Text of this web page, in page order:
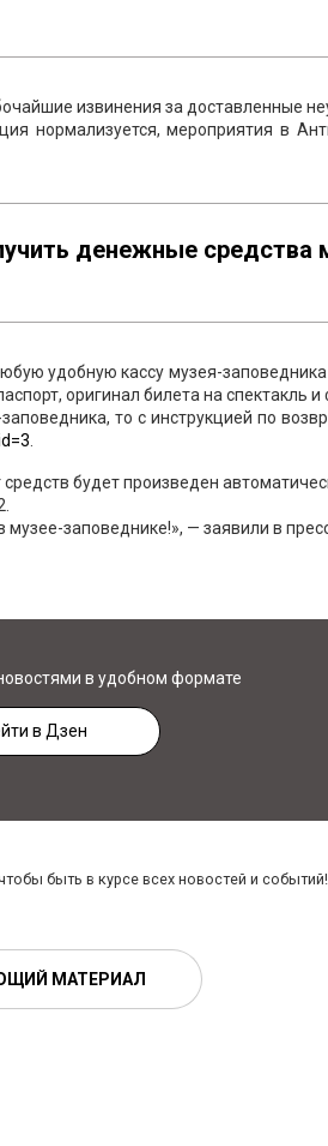
извинения за доставленные
нормализуется, мероприятия в
денежные средства
удобную кассу музея-
оригинал билета на спектакль и
то с инструкцией по
будет произведен
музее-заповеднике!», — заявили в
в удобном формате
в Дзен
быть в курсе всех новостей и событий!
МАТЕРИАЛ